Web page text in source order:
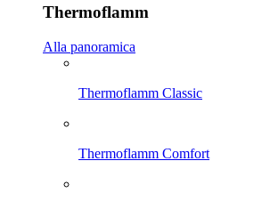
Thermoflamm
Alla panoramica
Thermoflamm Classic
Thermoflamm Comfort